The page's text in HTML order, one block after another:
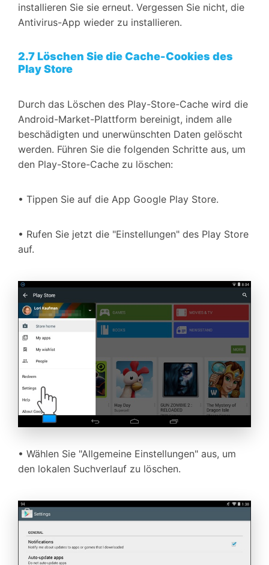
installieren Sie sie erneut. Vergessen Sie nicht, die
Antivirus-App wieder zu installieren.
2.7 Löschen Sie die Cache-Cookies des
Play Store
Durch das Löschen des Play-Store-Cache wird die
Android-Market-Plattform bereinigt, indem alle
beschädigten und unerwünschten Daten gelöscht
werden. Führen Sie die folgenden Schritte aus, um
den Play-Store-Cache zu löschen:
• Tippen Sie auf die App Google Play Store.
• Rufen Sie jetzt die "Einstellungen" des Play Store
auf.
• Wählen Sie "Allgemeine Einstellungen" aus, um
den lokalen Suchverlauf zu löschen.